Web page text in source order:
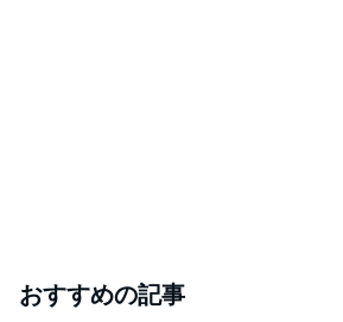
おすすめの記事